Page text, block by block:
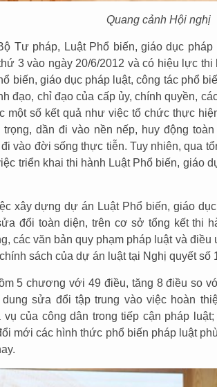
Quang cảnh Hội nghị
Tư pháp, Luật Phổ biến, giáo dục
3 vào ngày 20/6/2012 và có hiệu lực
biến, giáo dục pháp luật, công tác phổ
đạo, chỉ đạo của cấp ủy, chính quyền,
một số kết quả như việc tổ chức thực
dần đi vào nền nếp, huy động
vào đời sống thực tiễn. Tuy nhiên, qua
triển khai thi hành Luật Phổ biến, giáo
xây dựng dự án Luật Phổ biến, giáo
đổi toàn diện, trên cơ sở tổng kết thi
các văn bản quy phạm pháp luật và
sách của dự án luật tại Nghị quyết số
5 chương với 49 điều, tăng 8 điều so
sửa đổi tập trung vào việc hoàn
vụ của công dân trong tiếp cận pháp
mới các hình thức phổ biến pháp luật